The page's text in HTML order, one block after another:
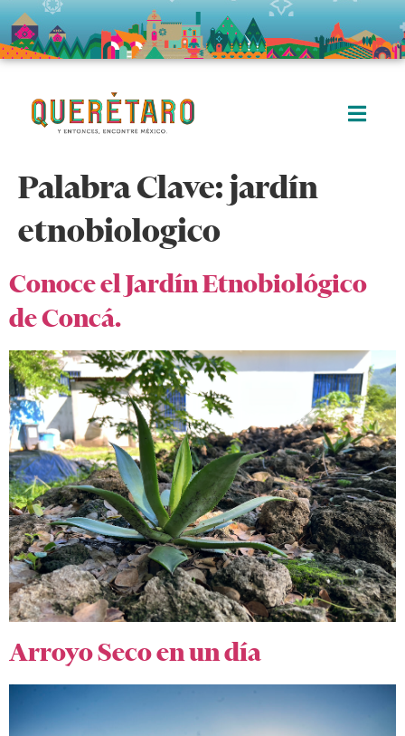
Palabra Clave:jardín
etnobiologico
Conoce el Jardín Etnobiológico
de Concá.
Arroyo Seco en un día